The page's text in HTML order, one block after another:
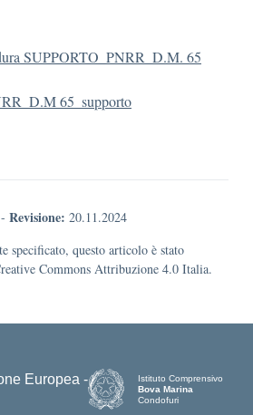
SUPPORTO_PNRR_D.M. 65
65_supporto
- Revisione: 20.11.2024
specificato, questo articolo è stato
Commons Attribuzione 4.0 Italia.
Istituto Comprensivo
Bova Marina
Condofuri